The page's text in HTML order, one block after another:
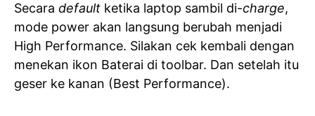
Secara default ketika laptop sambil di-charge,
mode power akan langsung berubah menjadi
High Performance. Silakan cek kembali dengan
menekan ikon Baterai di toolbar. Dan setelah itu
geser ke kanan (Best Performance).